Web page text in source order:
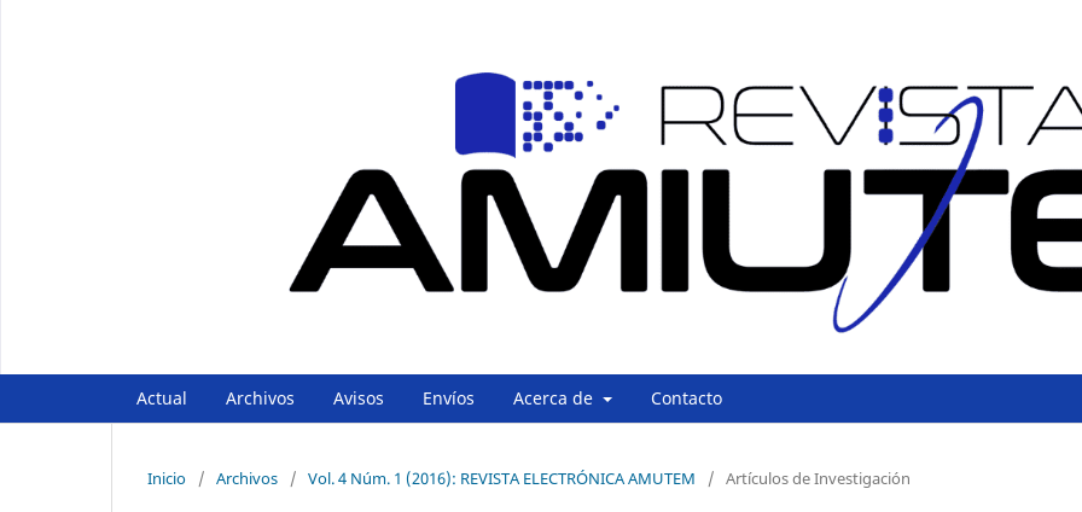
Actual Archivos Avisos Envíos Acerca de Contacto
Inicio / Archivos / Vol. 4 Núm. 1 (2016): REVISTA ELECTRÓNICA AMUTEM / Artículos de Investigación